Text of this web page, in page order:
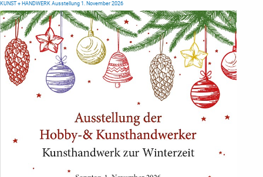
KUNST + HANDWERK Ausstellung 1. November 2026